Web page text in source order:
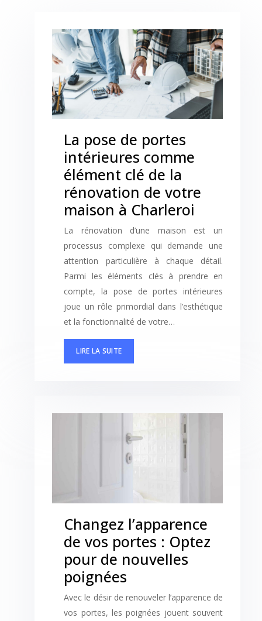
La pose de portes
intérieures comme
élément clé de la
rénovation de votre
maison à Charleroi
La rénovation d’une maison est un
processus complexe qui demande une
attention particulière à chaque détail.
Parmi les éléments clés à prendre en
compte, la pose de portes intérieures
joue un rôle primordial dans l’esthétique
et la fonctionnalité de votre…
LIRE LA SUITE
Changez l’apparence
de vos portes : Optez
pour de nouvelles
poignées
Avec le désir de renouveler l’apparence de
vos portes, les poignées jouent souvent